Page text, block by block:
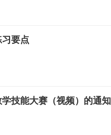
要点
技能大赛（视频）的通知